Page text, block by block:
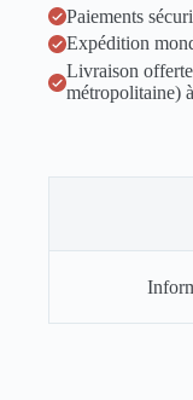
silentbloc
Paiements
Expédition
Livraison
métropolitaine)